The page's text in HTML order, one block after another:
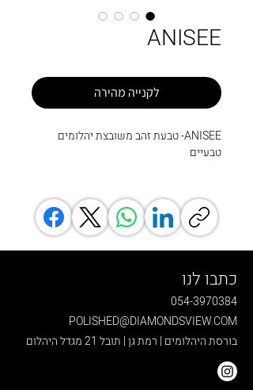
ANISEE
לקנייה מהירה
ANISEE- טבעת זהב משובצת יהלומים
טבעיים
כתבו לנו
054-3970384
POLISHED@DIAMONDSVIEW.COM
בורסת היהלומים | רמת גן | תובל 21 מגדל היהלום